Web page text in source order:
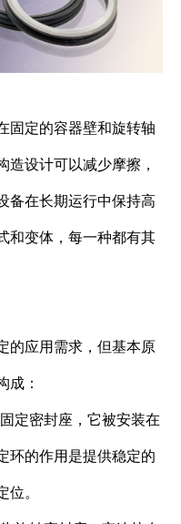
固定的容器壁和旋转轴
设计可以减少摩擦，
备在长期运行中保持高
和变体，每一种都有其
的应用需求，但基本原
成：
定密封座，它被安装在
环的作用是提供稳定的
。